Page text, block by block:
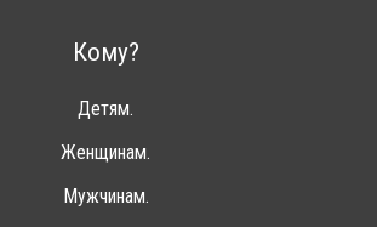
Кому?
Детям.
Женщинам.
Мужчинам.